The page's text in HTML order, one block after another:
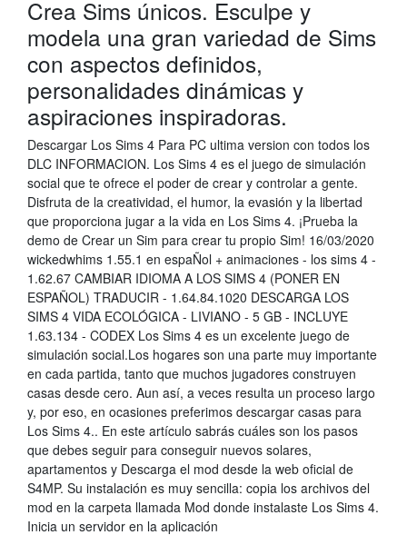
Crea Sims únicos. Esculpe y
modela una gran variedad de Sims
con aspectos definidos,
personalidades dinámicas y
aspiraciones inspiradoras.
Descargar Los Sims 4 Para PC ultima version con todos los
DLC INFORMACION. Los Sims 4 es el juego de simulación
social que te ofrece el poder de crear y controlar a gente.
Disfruta de la creatividad, el humor, la evasión y la libertad
que proporciona jugar a la vida en Los Sims 4. ¡Prueba la
demo de Crear un Sim para crear tu propio Sim! 16/03/2020
wickedwhims 1.55.1 en espaÑol + animaciones - los sims 4 -
1.62.67 CAMBIAR IDIOMA A LOS SIMS 4 (PONER EN
ESPAÑOL) TRADUCIR - 1.64.84.1020 DESCARGA LOS
SIMS 4 VIDA ECOLÓGICA - LIVIANO - 5 GB - INCLUYE
1.63.134 - CODEX Los Sims 4 es un excelente juego de
simulación social.Los hogares son una parte muy importante
en cada partida, tanto que muchos jugadores construyen
casas desde cero. Aun así, a veces resulta un proceso largo
y, por eso, en ocasiones preferimos descargar casas para
Los Sims 4.. En este artículo sabrás cuáles son los pasos
que debes seguir para conseguir nuevos solares,
apartamentos y Descarga el mod desde la web oficial de
S4MP. Su instalación es muy sencilla: copia los archivos del
mod en la carpeta llamada Mod donde instalaste Los Sims 4.
Inicia un servidor en la aplicación